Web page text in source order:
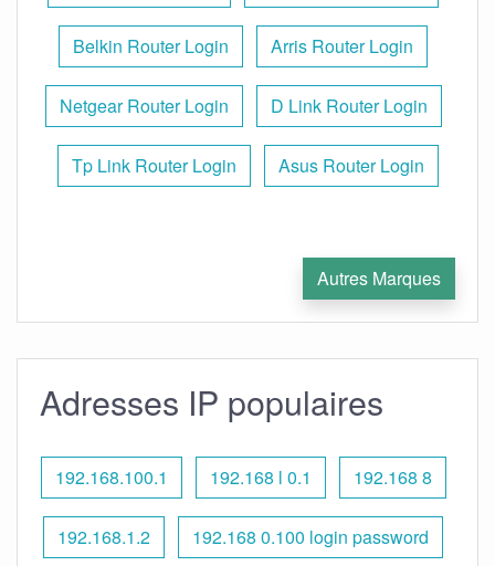
Belkin Router Login Arris Router Login
Netgear Router Login D Link Router Login
Tp Link Router Login Asus Router Login
Autres Marques
Adresses IP populaires
192.168.100.1 192.168 l 0.1 192.168 8
192.168.1.2 192.168 0.100 login password